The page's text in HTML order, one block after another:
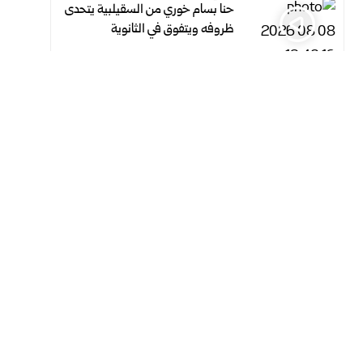
حنا بسام خوري من السقيلبية يتحدى
ظروفه ويتفوق في الثانوية